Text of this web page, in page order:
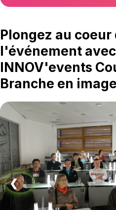
Plongez au coeur
l'événement avec
INNOV'events
Branche en
❮